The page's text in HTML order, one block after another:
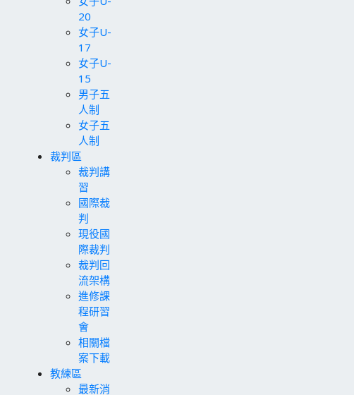
20
女子U-
17
女子U-
15
男子五
人制
女子五
人制
裁判區
裁判講
習
國際裁
判
現役國
際裁判
裁判回
流架構
進修課
程研習
會
相關檔
案下載
教練區
最新消